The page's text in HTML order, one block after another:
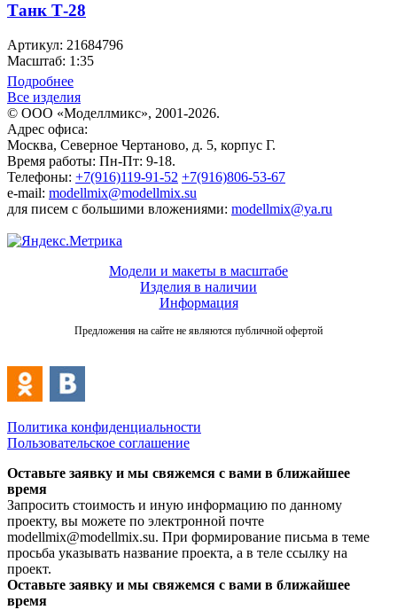
Танк Т-28
Артикул: 21684796
Масштаб: 1:35
Подробнее
Все изделия
© ООО «Моделлмикс», 2001-2026.
Адрес офиса:
Москва, Северное Чертаново, д. 5, корпус Г.
Время работы: Пн-Пт: 9-18.
Телефоны: +7(916)119-91-52 +7(916)806-53-67
e-mail: modellmix@modellmix.su
для писем с большими вложениями: modellmix@ya.ru
Модели и макеты в масштабе
Изделия в наличии
Информация
Предложения на сайте не являются публичной офертой
Политика конфиденциальности
Пользовательское соглашение
Оставьте заявку и мы свяжемся с вами в ближайшее
время
Запросить стоимость и иную информацию по данному
проекту, вы можете по электронной почте
modellmix@modellmix.su. При формирование письма в теме
просьба указывать название проекта, а в теле ссылку на
проект.
Оставьте заявку и мы свяжемся с вами в ближайшее
время